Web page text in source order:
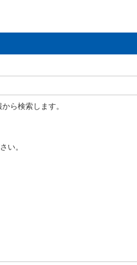
ら検索します。
い。